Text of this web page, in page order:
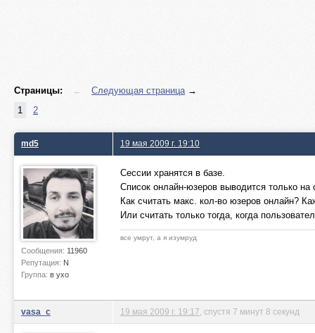
Страницы: ← Следующая страница→
1
2
md5
Сообщения: 11960
Репутация: N
Группа: в ухо
19 мая 2009 г. 19:10
Сессии хранятся в базе.
Список онлайн-юзеров выводится только на
Как считать макс. кол-во юзеров онлайн?
Или считать только тогда, когда
все умрут, а я изумруд
vasa_c 19 мая 2009 г. 19:17 , спустя 7 минут 8 секунд